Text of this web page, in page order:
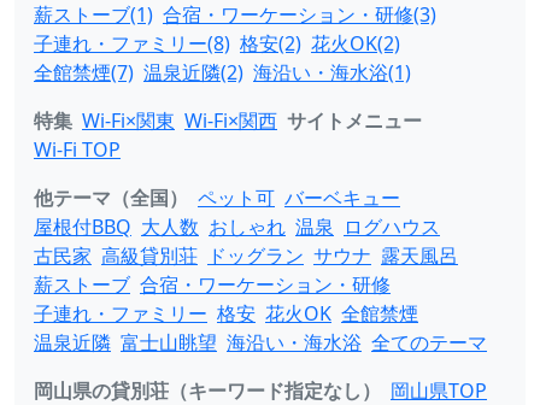
薪ストーブ(1) 合宿・ワーケーション・研修(3)
子連れ・ファミリー(8) 格安(2) 花火OK(2)
全館禁煙(7) 温泉近隣(2) 海沿い・海水浴(1)
特集 Wi-Fi×関東 Wi-Fi×関西 サイトメニュー
Wi-Fi TOP
他テーマ（全国）
ペット可 バーベキュー
屋根付BBQ 大人数 おしゃれ 温泉 ログハウス
古民家 高級貸別荘 ドッグラン サウナ 露天風呂
薪ストーブ 合宿・ワーケーション・研修
子連れ・ファミリー 格安 花火OK 全館禁煙
温泉近隣 富士山眺望 海沿い・海水浴 全てのテーマ
岡山県の貸別荘（キーワード指定なし）
岡山県TOP